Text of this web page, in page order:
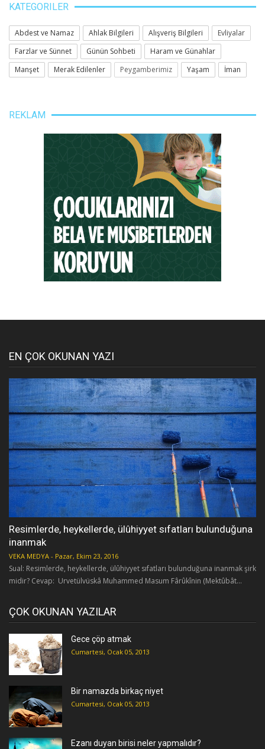
KATEGORILER
Abdest ve Namaz Ahlak Bilgileri Alışveriş Bilgileri
Evliyalar
Farzlar ve Sünnet
Günün Sohbeti
Haram ve Günahlar
Manşet
Merak Edilenler Peygamberimiz Yaşam İman
REKLAM
EN ÇOK OKUNAN YAZI
Resimlerde, heykellerde, ülûhiyyet sıfatları bulunduğuna
inanmak
VEKA MEDYA - Pazar, Ekim 23, 2016
Sual: Resimlerde, heykellerde, ülûhiyyet sıfatları bulunduğuna inanmak şirk
midir? Cevap: Urvetülvüskâ Muhammed Masum Fârûkînin (Mektûbât...
ÇOK OKUNAN YAZILAR
Gece çöp atmak
Cumartesi, Ocak 05, 2013
Bir namazda birkaç niyet
Cumartesi, Ocak 05, 2013
Ezanı duyan birisi neler yapmalıdır?